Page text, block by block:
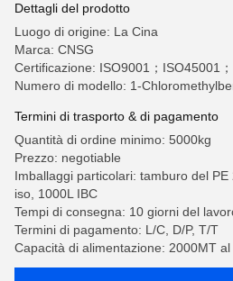
Dettagli del prodotto
Luogo di origine: La Cina
Marca: CNSG
Certificazione: ISO9001；ISO45001
Numero di modello: 1-
Termini di trasporto & di pagamento
Quantità di ordine minimo: 5000kg
Prezzo: negotiable
Imballaggi particolari: tamburo del PE
iso, 1000L IBC
Tempi di consegna: 10 giorni del
Termini di pagamento: L/C, D/P, T/T
Capacità di alimentazione: 2000MT al